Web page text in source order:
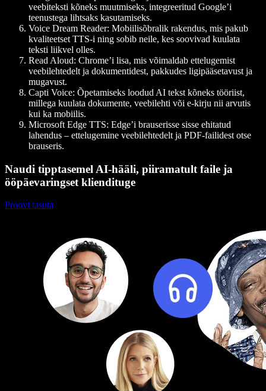
veebiteksti kõneks muutmiseks, integreeritud Google’i
teenustega lihtsaks kasutamiseks.
Voice Dream Reader: Mobiilisõbralik rakendus, mis pakub
kvaliteetset TTS-i ning sobib neile, kes soovivad kuulata
teksti liikvel olles.
Read Aloud: Chrome’i lisa, mis võimaldab ettelugemist
veebilehtedelt ja dokumentidest, pakkudes ligipääsetavust ja
mugavust.
Capti Voice: Õpetamiseks loodud AI tekst kõneks tööriist,
millega kuulata dokumente, veebilehti või e-kirju nii arvutis
kui ka mobiilis.
Microsoft Edge TTS: Edge’i brauserisse sisse ehitatud
lahendus – ettelugemine veebilehtedelt ja PDF-failidest otse
brauseris.
Naudi tipptasemel AI-hääli, piiramatult faile ja
ööpäevaringset kliendituge
Proovi tasuta